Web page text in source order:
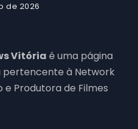
de 2026
Vitória é uma página
pertencente à Network
e Produtora de Filmes